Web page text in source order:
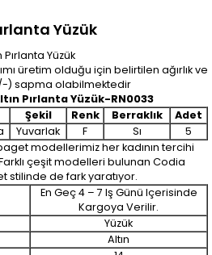
Yüzük
Yüzük
üretim olduğu için belirtilen ağırlık ve
) sapma olabilmektedir
Pırlanta Yüzük-RN0033
Şekil Renk Berraklık
Adet
Yuvarlak F Sı
5
modellerimiz her kadının tercihi
çeşit modelleri bulunan Codia
stilinde de fark yaratıyor.
En Geç 4 – 7 Iş Günü Içerisinde
Kargoya Verilir.
Yüzük
Altın